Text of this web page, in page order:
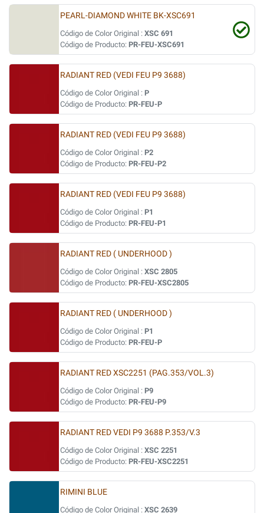
PEARL-DIAMOND WHITE BK-XSC691
Código de Color Original : XSC 691
Código de Producto: PR-FEU-XSC691
RADIANT RED (VEDI FEU P9 3688)
Código de Color Original : P
Código de Producto: PR-FEU-P
RADIANT RED (VEDI FEU P9 3688)
Código de Color Original : P2
Código de Producto: PR-FEU-P2
RADIANT RED (VEDI FEU P9 3688)
Código de Color Original : P1
Código de Producto: PR-FEU-P1
RADIANT RED ( UNDERHOOD )
Código de Color Original : XSC 2805
Código de Producto: PR-FEU-XSC2805
RADIANT RED ( UNDERHOOD )
Código de Color Original : P1
Código de Producto: PR-FEU-P
RADIANT RED XSC2251 (PAG.353/VOL.3)
Código de Color Original : P9
Código de Producto: PR-FEU-P9
RADIANT RED VEDI P9 3688 P.353/V.3
Código de Color Original : XSC 2251
Código de Producto: PR-FEU-XSC2251
RIMINI BLUE
Código de Color Original : XSC 2639